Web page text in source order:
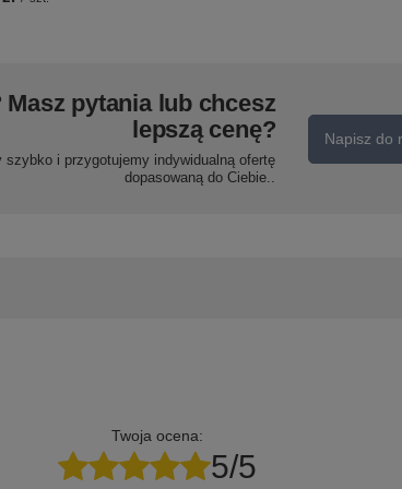
pytania lub chcesz
lepszą cenę?
szybko i przygotujemy indywidualną ofertę
dopasowaną do Ciebie..
Napisz do
Twoja ocena:
5/5